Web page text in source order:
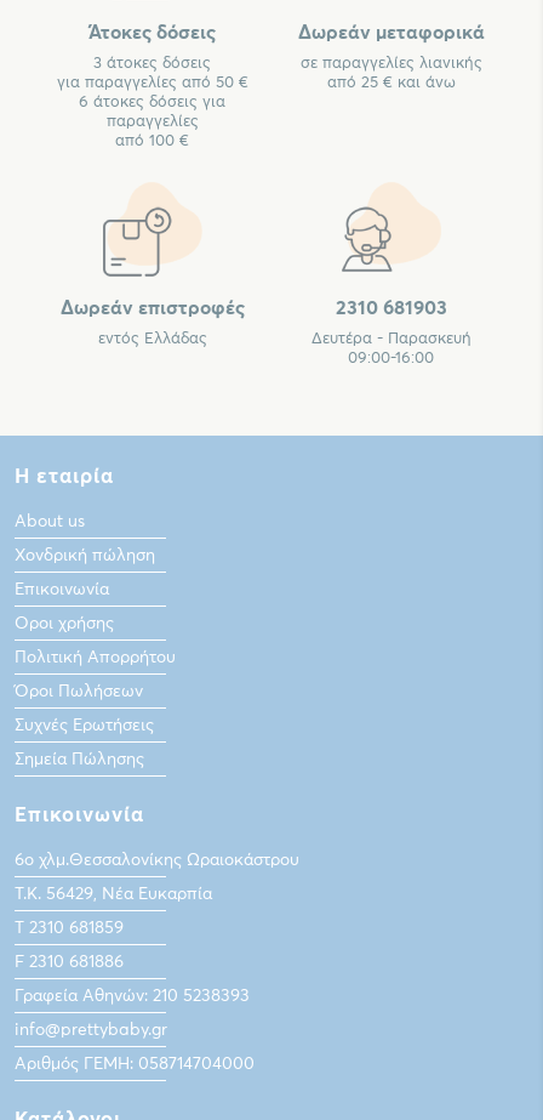
Άτοκες δόσεις
3 άτοκες δόσεις
για παραγγελίες από 50 €
6 άτοκες δόσεις για
παραγγελίες
από 100 €
Δωρεάν μεταφορικά
σε παραγγελίες λιανικής
από 25 € και άνω
Δωρεάν επιστροφές
εντός Ελλάδας
2310 681903
Δευτέρα - Παρασκευή
09:00-16:00
Η εταιρία
About us
Χονδρική πώληση
Επικοινωνία
Οροι χρήσης
Πολιτική Απορρήτου
Όροι Πωλήσεων
Συχνές Ερωτήσεις
Σημεία Πώλησης
Επικοινωνία
6ο χλμ.Θεσσαλονίκης Ωραιοκάστρου
Τ.Κ. 56429, Νέα Ευκαρπία
Τ 2310 681859
F 2310 681886
Γραφεία Αθηνών: 210 5238393
info@prettybaby.gr
Αριθμός ΓΕΜΗ: 058714704000